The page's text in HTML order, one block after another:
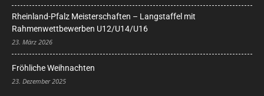
Rheinland-Pfalz Meisterschaften – Langstaffel mit
Rahmenwettbewerben U12/U14/U16
23. März 2026
Fröhliche Weihnachten
23. Dezember 2025